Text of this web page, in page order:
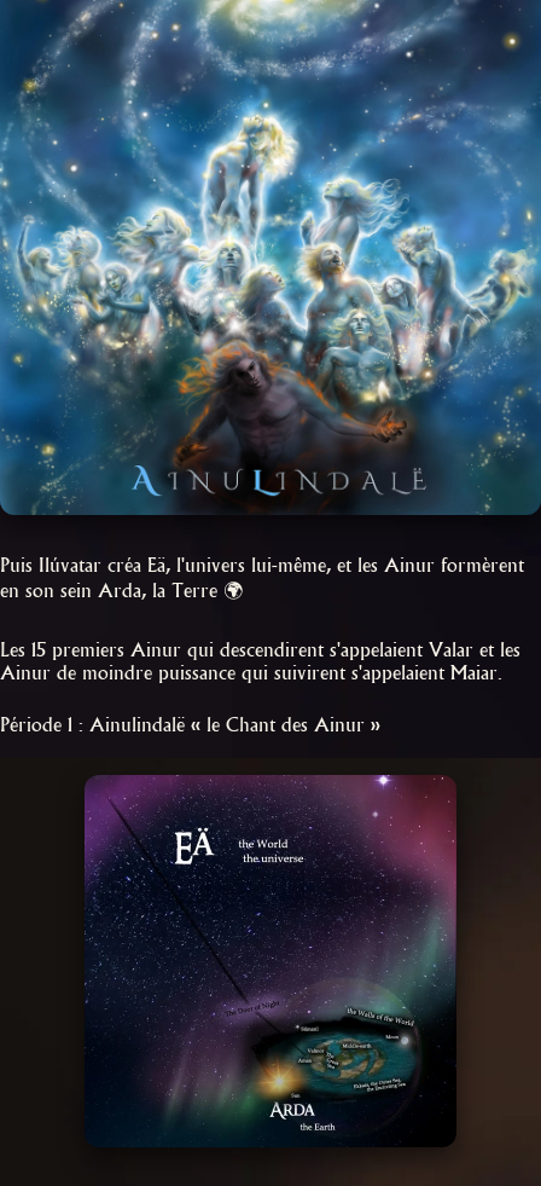
Puis Ilúvatar créa Eä, l'univers lui-même, et les Ainur formèrent
en son sein Arda, la Terre 🌍
Les 15 premiers Ainur qui descendirent s'appelaient Valar et les
Ainur de moindre puissance qui suivirent s'appelaient Maiar.
Période 1 : Ainulindalë « le Chant des Ainur »